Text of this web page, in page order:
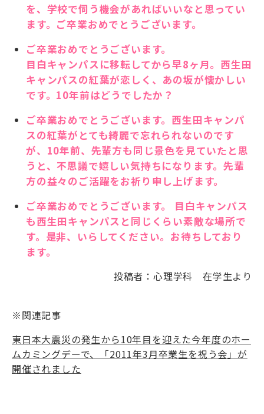
を、学校で伺う機会があればいいなと思ってい
ます。ご卒業おめでとうございます。
ご卒業おめでとうございます。
目白キャンパスに移転してから早8ヶ月。西生田
キャンパスの紅葉が恋しく、あの坂が懐かしい
です。10年前はどうでしたか？
ご卒業おめでとうございます。西生田キャンパ
スの紅葉がとても綺麗で忘れられないのです
が、10年前、先輩方も同じ景色を見ていたと思
うと、不思議で嬉しい気持ちになります。先輩
方の益々のご活躍をお祈り申し上げます。
ご卒業おめでとうございます。 目白キャンパス
も西生田キャンパスと同じくらい素敵な場所で
す。是非、いらしてください。お待ちしており
ます。
投稿者：心理学科 在学生より
※関連記事
東日本大震災の発生から10年目を迎えた今年度のホー
ムカミングデーで、「2011年3月卒業生を祝う会」が
開催されました